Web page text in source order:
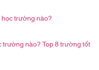
trường nào?
trường nào? Top 8 trường tốt